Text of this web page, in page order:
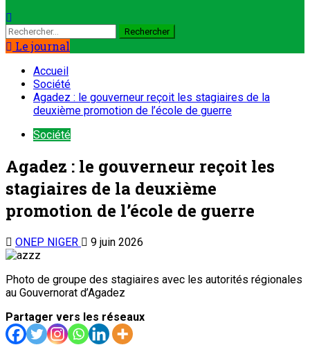
Le journal
Accueil
Société
Agadez : le gouverneur reçoit les stagiaires de la
deuxième promotion de l’école de guerre
Société
Agadez : le gouverneur reçoit les
stagiaires de la deuxième
promotion de l’école de guerre
ONEP NIGER 9 juin 2026
Photo de groupe des stagiaires avec les autorités régionales
au Gouvernorat d’Agadez
Partager vers les réseaux